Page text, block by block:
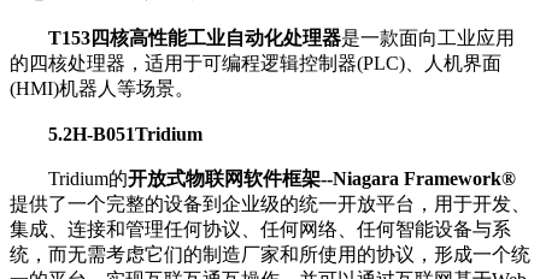
T153四核高性能工业自动化处理器是一款面向工业应用
的四核处理器，适用于可编程逻辑控制器(PLC)、人机界面
(HMI)机器人等场景。
5.2H-B051Tridium
Tridium的开放式物联网软件框架--Niagara Framework®
提供了一个完整的设备到企业级的统一开放平台，用于开发、
集成、连接和管理任何协议、任何网络、任何智能设备与系
统，而无需考虑它们的制造厂家和所使用的协议，形成一个统